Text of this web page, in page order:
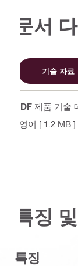
문서
기술 자료
PDF 제품 기술
, 영어 [ 1.2 MB ]
특징
특징